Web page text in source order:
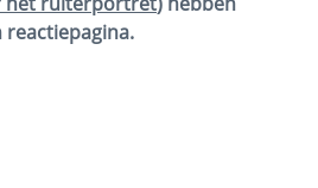
reactiepagina.